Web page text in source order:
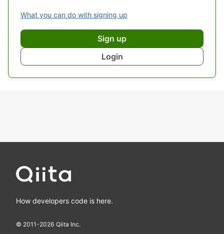
What you can do with signing up
Sign up
Login
How developers code is here.
© 2011-2026 Qiita Inc.